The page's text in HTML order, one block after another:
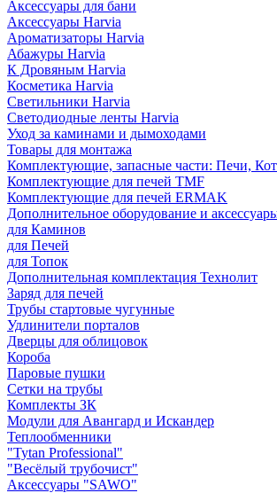
Аксессуары для бани
Аксессуары Harvia
Ароматизаторы Harvia
Абажуры Harvia
К Дровяным Harvia
Косметика Harvia
Светильники Harvia
Светодиодные ленты Harvia
Уход за каминами и дымоходами
Товары для монтажа
Комплектующие, запасные части: Печи,
Комплектующие для печей TMF
Комплектующие для печей ERMAK
Дополнительное оборудование и
для Каминов
для Печей
для Топок
Дополнительная комплектация Технолит
Заряд для печей
Трубы стартовые чугунные
Удлинители порталов
Дверцы для облицовок
Короба
Паровые пушки
Сетки на трубы
Комплекты ЗК
Модули для Авангард и Искандер
Теплообменники
"Tytan Professional"
"Весёлый трубочист"
Аксессуары "SAWO"